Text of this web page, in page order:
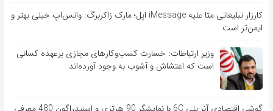
کارزار تبلیغاتی متا علیه iMessage اپل؛ مارک زاکربرگ: واتس‌اپ خیلی بهتر و
ایمن‌تر است
وزیر ارتباطات: خسارت کسب‌وکارهای مجازی برعهده کسانی
است که اغتشاش و آشوب به وجود آورده‌اند